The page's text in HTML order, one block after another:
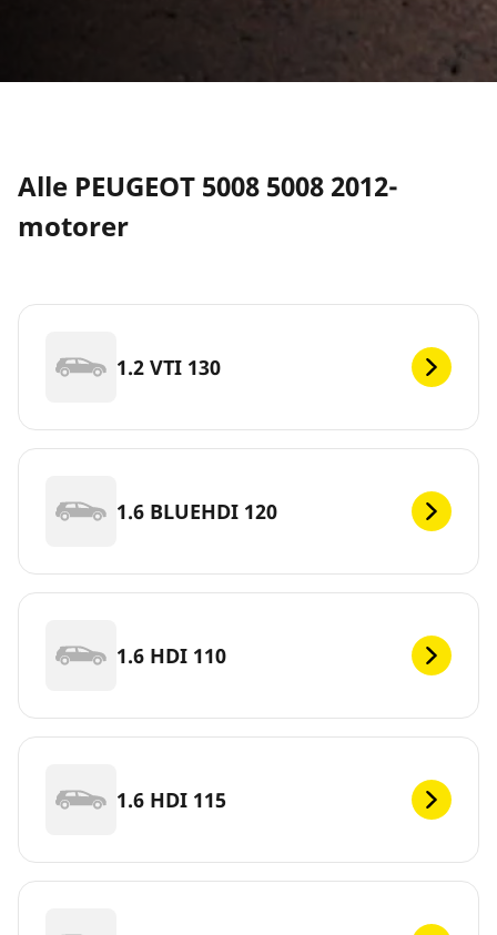
Alle PEUGEOT 5008 5008 2012-
motorer
1.2 VTI 130
1.6 BLUEHDI 120
1.6 HDI 110
1.6 HDI 115